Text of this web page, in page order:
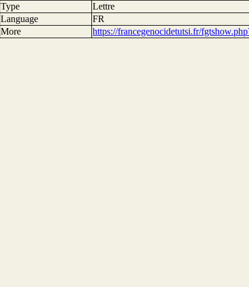
Type
Lettre
Language
FR
More
https://francegenocidetutsi.fr/